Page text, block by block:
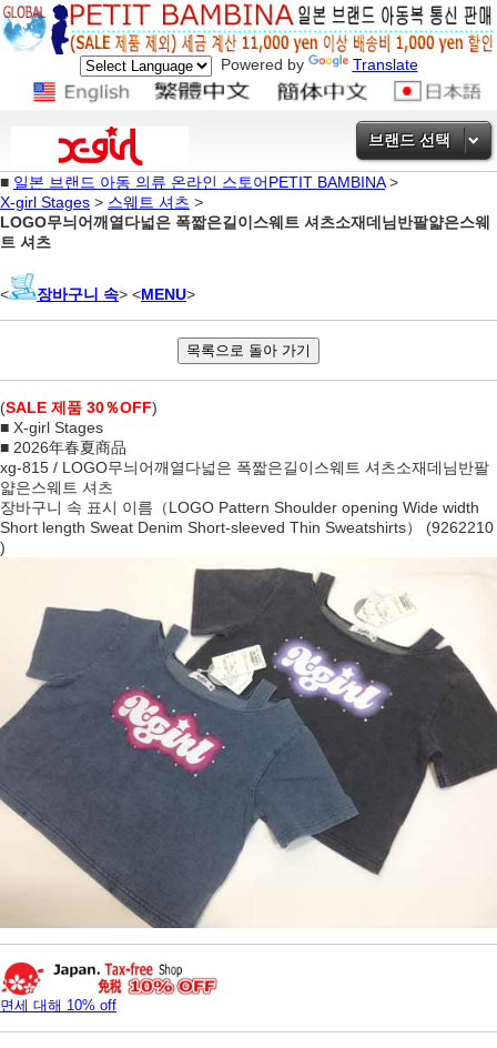
Powered by Translate
브랜드 선택
■ 일본 브랜드 아동 의류 온라인 스토어PETIT BAMBINA>
X-girl Stages > 스웨트 셔츠 >
LOGO무늬어깨열다넓은 폭짧은길이스웨트 셔츠소재데님반팔얇은스웨
트 셔츠
< 장바구니 속> <MENU>
(SALE 제품 30％OFF)
■ X-girl Stages
■ 2026年春夏商品
xg-815 / LOGO무늬어깨열다넓은 폭짧은길이스웨트 셔츠소재데님반팔
얇은스웨트 셔츠
장바구니 속 표시 이름（LOGO Pattern Shoulder opening Wide width
Short length Sweat Denim Short-sleeved Thin Sweatshirts） (9262210
)
면세 대해 10% off